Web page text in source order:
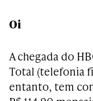
Oi
A chegada do
Total (telefonia
entanto, tem